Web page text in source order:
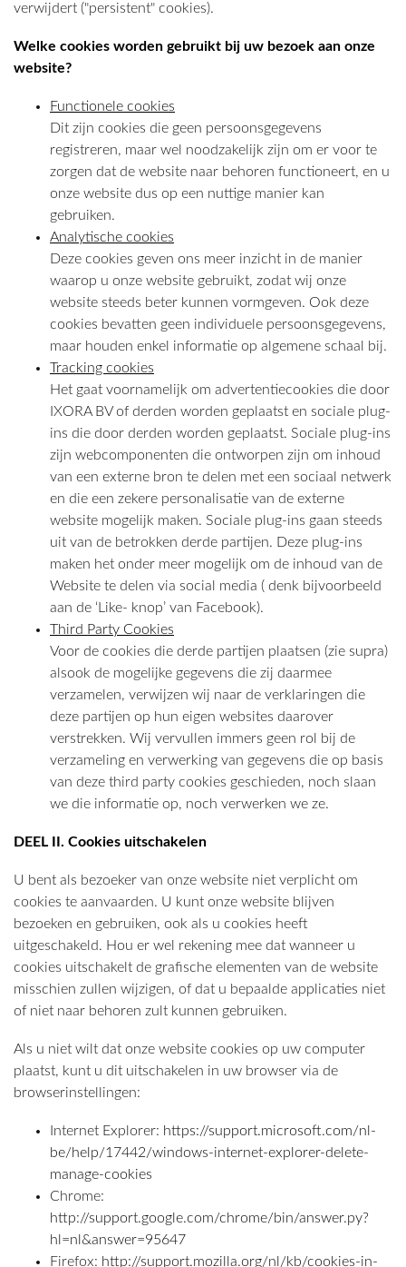
verwijdert ("persistent" cookies).
Welke cookies worden gebruikt bij uw bezoek aan onze
website?
Functionele cookies
Dit zijn cookies die geen persoonsgegevens
registreren, maar wel noodzakelijk zijn om er voor te
zorgen dat de website naar behoren functioneert, en u
onze website dus op een nuttige manier kan
gebruiken.
Analytische cookies
Deze cookies geven ons meer inzicht in de manier
waarop u onze website gebruikt, zodat wij onze
website steeds beter kunnen vormgeven. Ook deze
cookies bevatten geen individuele persoonsgegevens,
maar houden enkel informatie op algemene schaal bij.
Tracking cookies
Het gaat voornamelijk om advertentiecookies die door
IXORA BV of derden worden geplaatst en sociale plug-
ins die door derden worden geplaatst. Sociale plug-ins
zijn webcomponenten die ontworpen zijn om inhoud
van een externe bron te delen met een sociaal netwerk
en die een zekere personalisatie van de externe
website mogelijk maken. Sociale plug-ins gaan steeds
uit van de betrokken derde partijen. Deze plug-ins
maken het onder meer mogelijk om de inhoud van de
Website te delen via social media ( denk bijvoorbeeld
aan de ‘Like- knop’ van Facebook).
Third Party Cookies
Voor de cookies die derde partijen plaatsen (zie supra)
alsook de mogelijke gegevens die zij daarmee
verzamelen, verwijzen wij naar de verklaringen die
deze partijen op hun eigen websites daarover
verstrekken. Wij vervullen immers geen rol bij de
verzameling en verwerking van gegevens die op basis
van deze third party cookies geschieden, noch slaan
we die informatie op, noch verwerken we ze.
DEEL II. Cookies uitschakelen
U bent als bezoeker van onze website niet verplicht om
cookies te aanvaarden. U kunt onze website blijven
bezoeken en gebruiken, ook als u cookies heeft
uitgeschakeld. Hou er wel rekening mee dat wanneer u
cookies uitschakelt de grafische elementen van de website
misschien zullen wijzigen, of dat u bepaalde applicaties niet
of niet naar behoren zult kunnen gebruiken.
Als u niet wilt dat onze website cookies op uw computer
plaatst, kunt u dit uitschakelen in uw browser via de
browserinstellingen:
Internet Explorer: https://support.microsoft.com/nl-
be/help/17442/windows-internet-explorer-delete-
manage-cookies
Chrome:
http://support.google.com/chrome/bin/answer.py?
hl=nl&answer=95647
Firefox: http://support.mozilla.org/nl/kb/cookies-in-